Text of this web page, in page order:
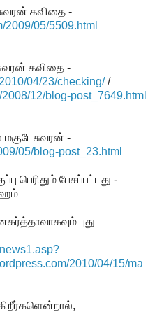
கவிதை -
2009/05/5509.html
கவிதை -
04/23/checking//
12/blog-post_7649.html
-
05/blog-post_23.html
பெரிதும் பேசப்பட்டது -
புது
2010/04/15/ma